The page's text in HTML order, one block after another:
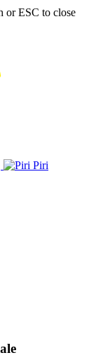
or ESC to close